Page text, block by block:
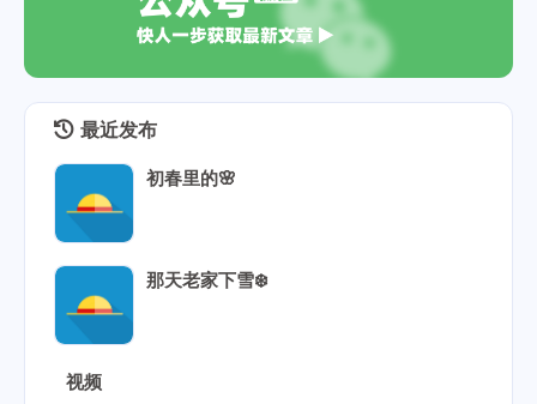
最近发布
初春里的🌸
那天老家下雪❄️
视频